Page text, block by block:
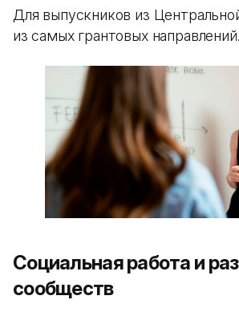
Для выпускников из
из самых грантовых направлений.
Социальная работа и
сообществ